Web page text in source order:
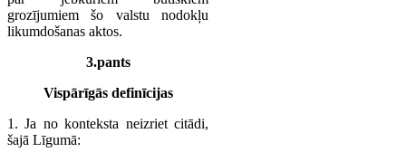
grozījumiem šo valstu nodokļu
likumdošanas aktos.
3.pants
Vispārīgās definīcijas
1. Ja no konteksta neizriet citādi,
šajā Līgumā: